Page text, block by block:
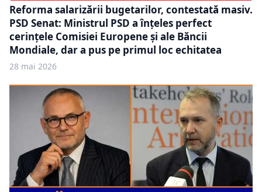
Reforma salarizării bugetarilor, contestată masiv.
PSD Senat: Ministrul PSD a înțeles perfect
cerințele Comisiei Europene și ale Băncii
Mondiale, dar a pus pe primul loc echitatea
28 mai 2026